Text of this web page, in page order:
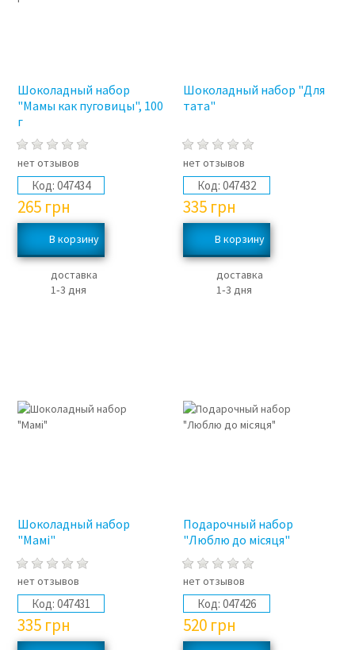
Шоколадный набор
"Мамы как пуговицы", 100
г
нет отзывов
Код: 047434
265 грн
доставка
1‑3 дня
Шоколадный набор "Для
тата"
нет отзывов
Код: 047432
335 грн
доставка
1‑3 дня
Шоколадный набор
"Мамі"
нет отзывов
Код: 047431
335 грн
Подарочный набор
"Люблю до місяця"
нет отзывов
Код: 047426
520 грн